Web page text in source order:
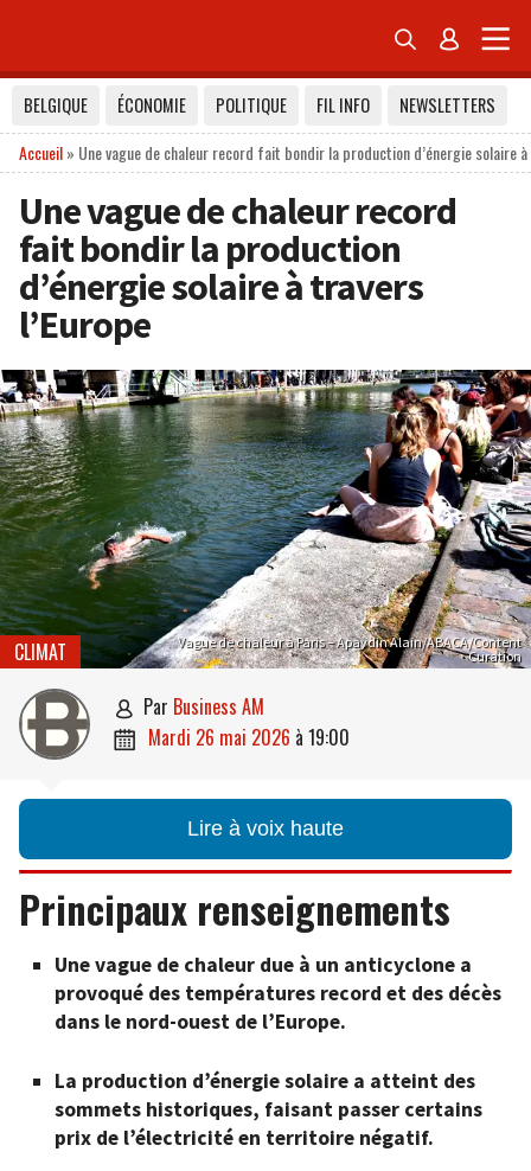
 
BELGIQUE ÉCONOMIE POLITIQUE FIL INFO
NEWSLETTERS
Accueil» Une vague de chaleur record fait bondir la production d’énergie solaire
Une vague de chaleur record
fait bondir la production
d’énergie solaire à travers
l’Europe
Vague de chaleur à Paris – Apaydin Alain/ABACA/Content
Curation
CLIMAT
 par Business AM
 mardi 26 mai 2026 à 19:00
Lire à voix haute
Principaux renseignements
Une vague de chaleur due à un anticyclone a
provoqué des températures record et des décès
dans le nord-ouest de l’Europe.
La production d’énergie solaire a atteint des
sommets historiques, faisant passer certains
prix de l’électricité en territoire négatif.